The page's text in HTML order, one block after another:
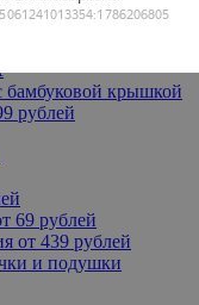
бамбуковой крышкой
рублей
69 рублей
от 439 рублей
и подушки